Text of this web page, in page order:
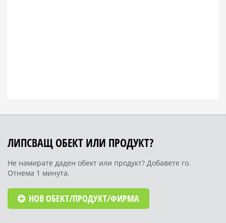
ЛИПСВАЩ ОБЕКТ ИЛИ ПРОДУКТ?
Не намирате даден обект или продукт? Добавете го.
Отнема 1 минута.
НОВ ОБЕКТ/ПРОДУКТ/ФИРМА